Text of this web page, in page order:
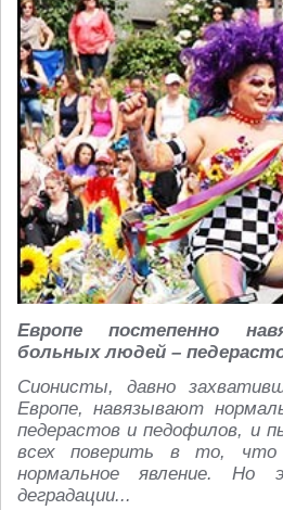
Европе постепенно
больных людей –
Сионисты, давно
Европе, навязывают
педерастов и педофилов, и
всех поверить в то, что
нормальное явление.
деградации...